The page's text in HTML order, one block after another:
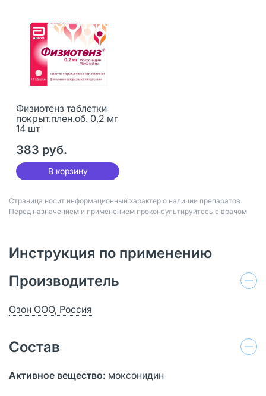
Физиотенз таблетки
покрыт.плен.об. 0,2 мг
14 шт
383 руб.
В корзину
Страница носит информационный характер о наличии препаратов.
Перед назначением и применением проконсультируйтесь с врачом
Инструкция по применению
Производитель
Озон ООО, Россия
Состав
Активное вещество: моксонидин